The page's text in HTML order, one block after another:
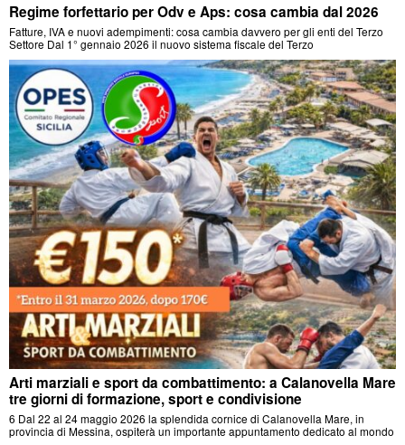
Regime forfettario per Odv e Aps: cosa cambia dal 2026
Fatture, IVA e nuovi adempimenti: cosa cambia davvero per gli enti del Terzo
Settore Dal 1° gennaio 2026 il nuovo sistema fiscale del Terzo
Arti marziali e sport da combattimento: a Calanovella Mare
tre giorni di formazione, sport e condivisione
6 Dal 22 al 24 maggio 2026 la splendida cornice di Calanovella Mare, in
provincia di Messina, ospiterà un importante appuntamento dedicato al mondo